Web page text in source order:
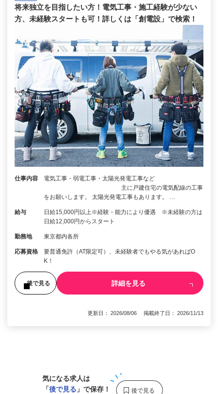
将来独立を目指したい方！電気工事・施工経験が少ない
方、未経験スタートも可！詳しくは「創電設」で検索！
仕事内容
電気工事・弱電工事・太陽光発電工事など
主に戸建住宅の電気配線の工事
をお願いします。 太陽光発電工事もあります。 …
給与
日給15,000円以上※経験・能力により優遇 ※未経験の方は
日給12,000円からスタート
勤務地 東京都内各所
応募資格
要普通免許（AT限定可）、未経験者でもやる気があればO
K！
後で見る 詳細を見る
更新日： 2026/08/06 掲載終了日： 2026/11/13
気になる求人は
「後で見る 」で保存！